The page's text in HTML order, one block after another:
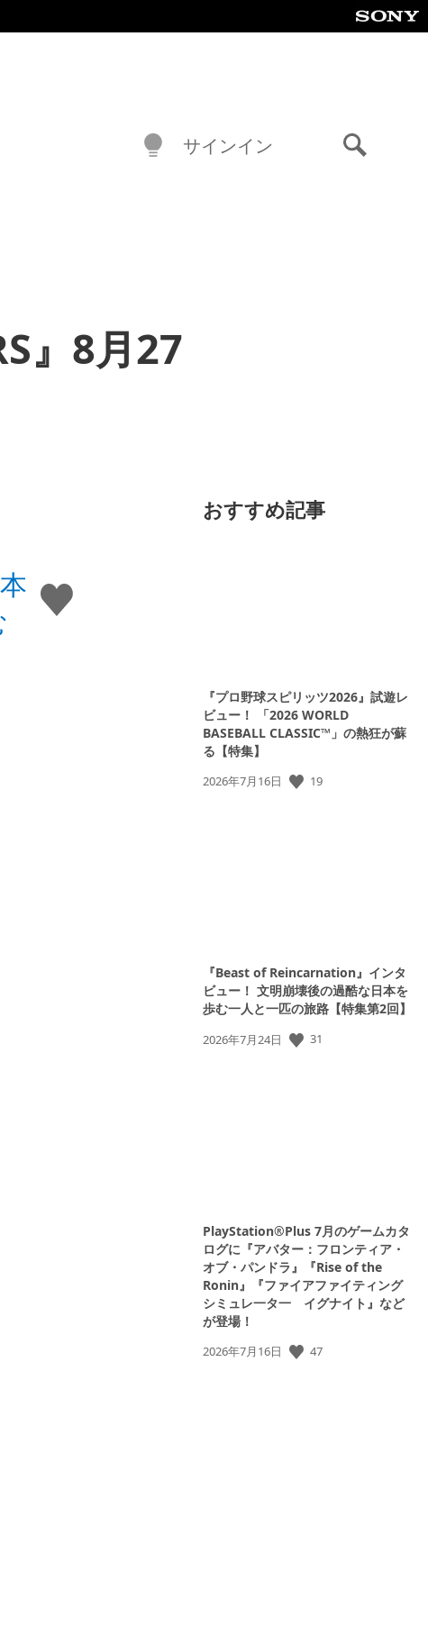
サインイン
』8月27
い
い
ね
おすすめ記事
『プロ野球スピリッツ2026』試遊レ
ビュー！ 「2026 WORLD
BASEBALL CLASSIC™」の熱狂が蘇
る【特集】
公
2026年7月16日 19
『Beast of Reincarnation』インタ
ビュー！ 文明崩壊後の過酷な日本を
歩む一人と一匹の旅路【特集第2回】
公
2026年7月24日 31
PlayStation®Plus 7月のゲームカタ
ログに『アバター：フロンティア・
オブ・パンドラ』『Rise of the
Ronin』『ファイアファイティング
シミュレ一タ一 イグナイト』など
が登場！
公
2026年7月16日 47